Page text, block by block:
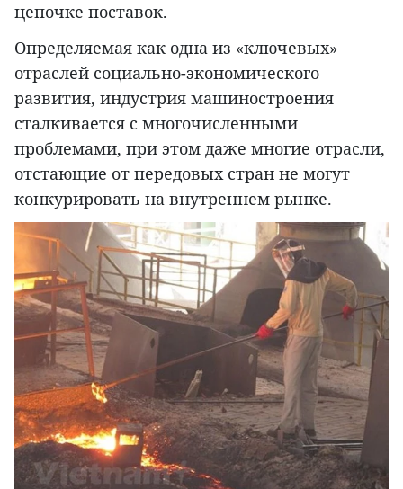
цепочке поставок.
Определяемая как одна из «ключевых»
отраслей социально-экономического
развития, индустрия машиностроения
сталкивается с многочисленными
проблемами, при этом даже многие отрасли,
отстающие от передовых стран не могут
конкурировать на внутреннем рынке.